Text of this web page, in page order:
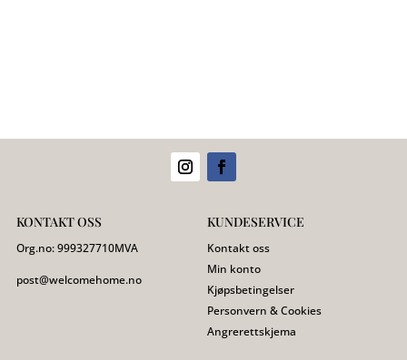
KONTAKT OSS
Org.no:999327710MVA
post@welcomehome.no
KUNDESERVICE
Kontakt oss
Min konto
Kjøpsbetingelser
Personvern & Cookies
Angrerettskjema